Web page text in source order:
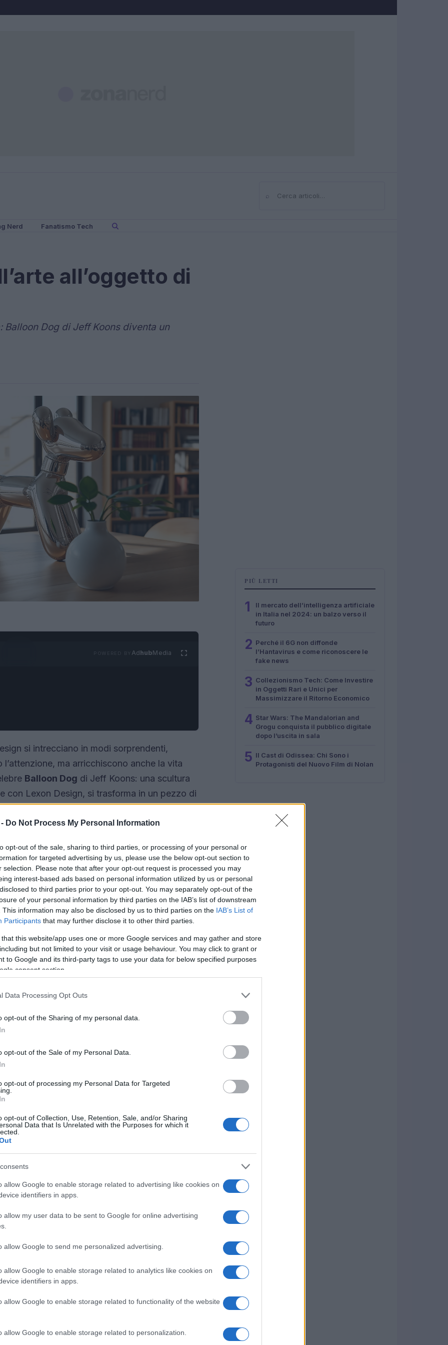
Do Not Process My Personal Information
opt-out of the sale, sharing to third parties, or processing of your personal or
for targeted advertising by us, please use the below opt-out section to
selection. Please note that after your opt-out request is processed you may
interest-based ads based on personal information utilized by us or personal
to third parties prior to your opt-out. You may separately opt-out of the
of your personal information by third parties on the IAB’s list of downstream
This information may also be disclosed by us to third parties on the IAB’s List of
Participants that may further disclose it to other third parties.
that this website/app uses one or more Google services and may gather and store
but not limited to your visit or usage behaviour. You may click to grant or
to Google and its third-party tags to use your data for below specified purposes
consent section.
Data Processing Opt Outs
opt-out of the Sharing of my personal data.
opt-out of the Sale of my Personal Data.
opt-out of processing my Personal Data for Targeted
opt-out of Collection, Use, Retention, Sale, and/or Sharing
Data that Is Unrelated with the Purposes for which it
allow Google to enable storage related to advertising like cookies on
identifiers in apps.
allow my user data to be sent to Google for online advertising
allow Google to send me personalized advertising.
allow Google to enable storage related to analytics like cookies on
identifiers in apps.
allow Google to enable storage related to functionality of the website
allow Google to enable storage related to personalization.
⌕Cerca
Nerd Fanatismo Tech
all’oggetto di
Dog di Jeff Koons diventa un
AdhubMedia
si intrecciano in modi sorprendenti,
ma arricchiscono anche la vita
Balloon Dog di Jeff Koons: una scultura
con Lexon Design, si trasforma in un pezzo di
passaggio dall’arte alla funzionalità? In
di questo fenomeno nel contesto del
insieme i segreti di questa fusione.
contemporanea
di una semplice scultura; è un simbolo della
influenzare e riflettere le tendenze sociali.
con colori vivaci, questo straordinario cane
di persone. La sua forma giocosa e il suo
ricorrente in musei e gallerie, ma anche
occasioni. Ti sei mai chiesto perché
fascino così potente?
rappresenta una vera e propria
una storia interessante:
le opere di Koons,
di avere un impatto significativo sul
la percezione del design moderno. Con valori
l’arte di Koons non è solo ammirata, ma
Non è affascinante come l’arte possa
la collaborazione con
PIÙ LETTI
1
Il mercato dell’intelligenza artificiale
in Italia nel 2024: un balzo verso il
futuro
2 Perché il 6G non diffonde
l’Hantavirus e come riconoscere le
fake news
3 Collezionismo Tech: Come Investire
in Oggetti Rari e Unici per
Massimizzare il Ritorno Economico
4 Star Wars: The Mandalorian and
Grogu conquista il pubblico digitale
dopo l’uscita in sala
5 Il Cast di Odissea: Chi Sono i
Protagonisti del Nuovo Film di Nolan